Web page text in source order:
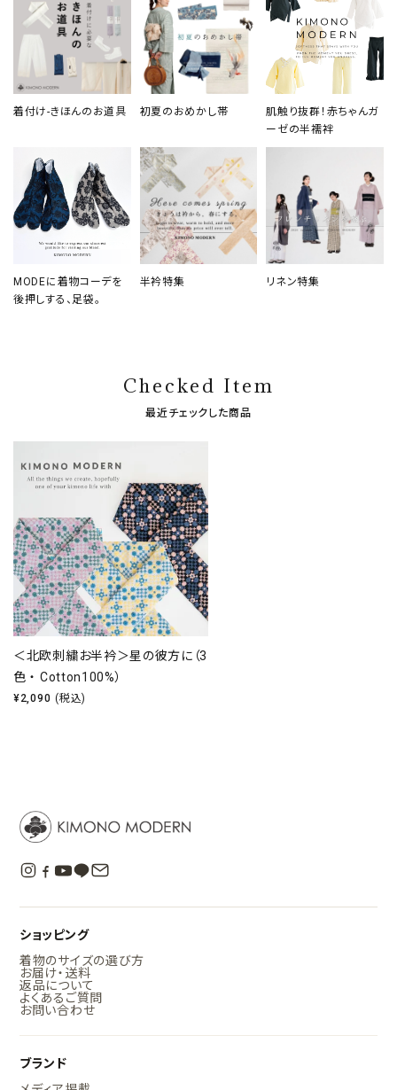
着付け-きほんのお道具 初夏のおめかし帯
肌触り抜群！赤ちゃんガ
ーゼの半襦袢
MODEに着物コーデを
後押しする、足袋。
半衿特集 リネン特集
Checked Item
最近チェックした商品
＜北欧刺繍お半衿＞星の彼方に（3
色 ・ Cotton100%）
¥2,090 (税込)
ショッピング
着物のサイズの選び方
お届け・送料
返品について
よくあるご質問
お問い合わせ
ブランド